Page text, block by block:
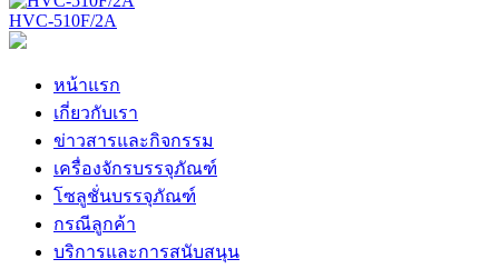
HVC-510F/2A
หน้าแรก
เกี่ยวกับเรา
ข่าวสารและกิจกรรม
เครื่องจักรบรรจุภัณฑ์
โซลูชั่นบรรจุภัณฑ์
กรณีลูกค้า
บริการและการสนับสนุน